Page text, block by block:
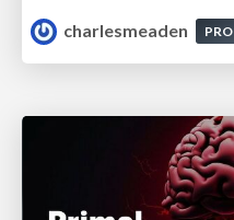
charlesmeaden
PRO